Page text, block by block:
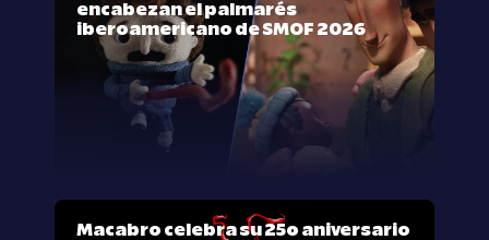
encabezan el palmarés
iberoamericano de SMOF 2026
Macabro celebra su 25º aniversario